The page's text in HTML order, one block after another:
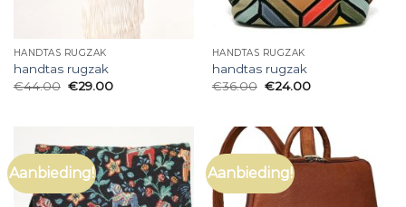
HANDTAS RUGZAK
handtas rugzak
€44.00 €29.00
HANDTAS RUGZAK
handtas rugzak
€36.00 €24.00
Aanbieding! Aanbieding!